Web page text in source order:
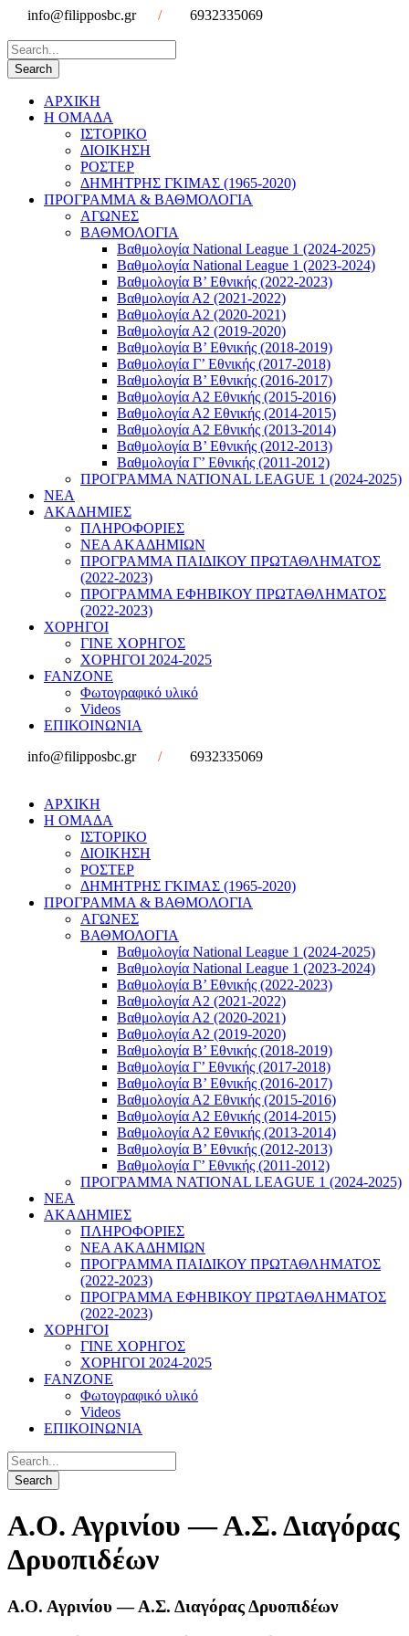
info@filipposbc.gr / 6932335069
ΑΡΧΙΚΗ
Η ΟΜΑΔΑ
ΙΣΤΟΡΙΚΟ
ΔΙΟΙΚΗΣΗ
ΡΟΣΤΕΡ
ΔΗΜΗΤΡΗΣ ΓΚΙΜΑΣ (1965-2020)
ΠΡΟΓΡΑΜΜΑ & ΒΑΘΜΟΛΟΓΙΑ
ΑΓΩΝΕΣ
ΒΑΘΜΟΛΟΓΙΑ
Βαθμολογία National League 1 (2024-2025)
Βαθμολογία National League 1 (2023-2024)
Βαθμολογία Β’ Εθνικής (2022-2023)
Βαθμολογία Α2 (2021-2022)
Βαθμολογία Α2 (2020-2021)
Βαθμολογία Α2 (2019-2020)
Βαθμολογία B’ Εθνικής (2018-2019)
Βαθμολογία Γ’ Εθνικής (2017-2018)
Βαθμολογία Β’ Εθνικής (2016-2017)
Βαθμολογία Α2 Εθνικής (2015-2016)
Βαθμολογία Α2 Εθνικής (2014-2015)
Βαθμολογία Α2 Εθνικής (2013-2014)
Βαθμολογία Β’ Εθνικής (2012-2013)
Βαθμολογία Γ’ Εθνικής (2011-2012)
ΠΡΟΓΡΑΜΜΑ NATIONAL LEAGUE 1 (2024-2025)
ΝΕΑ
ΑΚΑΔΗΜΙΕΣ
ΠΛΗΡΟΦΟΡΙΕΣ
ΝΕΑ ΑΚΑΔΗΜΙΩΝ
ΠΡΟΓΡΑΜΜΑ ΠΑΙΔΙΚΟΥ ΠΡΩΤΑΘΛΗΜΑΤΟΣ
(2022-2023)
ΠΡΟΓΡΑΜΜΑ ΕΦΗΒΙΚΟΥ ΠΡΩΤΑΘΛΗΜΑΤΟΣ
(2022-2023)
ΧΟΡΗΓΟΙ
ΓΙΝΕ ΧΟΡΗΓΟΣ
ΧΟΡΗΓΟΙ 2024-2025
FANZONE
Φωτογραφικό υλικό
Videos
ΕΠΙΚΟΙΝΩΝΙΑ
info@filipposbc.gr
/ 6932335069
ΑΡΧΙΚΗ
Η ΟΜΑΔΑ
ΙΣΤΟΡΙΚΟ
ΔΙΟΙΚΗΣΗ
ΡΟΣΤΕΡ
ΔΗΜΗΤΡΗΣ ΓΚΙΜΑΣ (1965-2020)
ΠΡΟΓΡΑΜΜΑ & ΒΑΘΜΟΛΟΓΙΑ
ΑΓΩΝΕΣ
ΒΑΘΜΟΛΟΓΙΑ
Βαθμολογία National League 1 (2024-2025)
Βαθμολογία National League 1 (2023-2024)
Βαθμολογία Β’ Εθνικής (2022-2023)
Βαθμολογία Α2 (2021-2022)
Βαθμολογία Α2 (2020-2021)
Βαθμολογία Α2 (2019-2020)
Βαθμολογία B’ Εθνικής (2018-2019)
Βαθμολογία Γ’ Εθνικής (2017-2018)
Βαθμολογία Β’ Εθνικής (2016-2017)
Βαθμολογία Α2 Εθνικής (2015-2016)
Βαθμολογία Α2 Εθνικής (2014-2015)
Βαθμολογία Α2 Εθνικής (2013-2014)
Βαθμολογία Β’ Εθνικής (2012-2013)
Βαθμολογία Γ’ Εθνικής (2011-2012)
ΠΡΟΓΡΑΜΜΑ NATIONAL LEAGUE 1 (2024-2025)
ΝΕΑ
ΑΚΑΔΗΜΙΕΣ
ΠΛΗΡΟΦΟΡΙΕΣ
ΝΕΑ ΑΚΑΔΗΜΙΩΝ
ΠΡΟΓΡΑΜΜΑ ΠΑΙΔΙΚΟΥ ΠΡΩΤΑΘΛΗΜΑΤΟΣ
(2022-2023)
ΠΡΟΓΡΑΜΜΑ ΕΦΗΒΙΚΟΥ ΠΡΩΤΑΘΛΗΜΑΤΟΣ
(2022-2023)
ΧΟΡΗΓΟΙ
ΓΙΝΕ ΧΟΡΗΓΟΣ
ΧΟΡΗΓΟΙ 2024-2025
FANZONE
Φωτογραφικό υλικό
Videos
ΕΠΙΚΟΙΝΩΝΙΑ
Α.Ο. Αγρινίου — Α.Σ. Διαγόρας
Δρυοπιδέων
Α.Ο. Αγρινίου — Α.Σ. Διαγόρας Δρυοπιδέων